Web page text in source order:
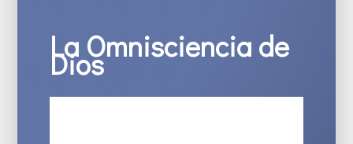
La Omnisciencia de
Dios